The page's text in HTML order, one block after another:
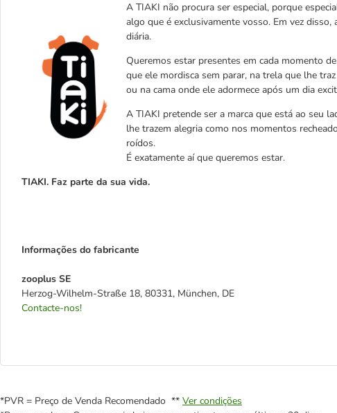
A TIAKI não procura ser especial, porque
algo que é exclusivamente vosso. Em vez
diária.
Queremos estar presentes em cada momento
que ele mordisca sem parar, na trela que lhe
ou na cama onde ele adormece após um dia
A TIAKI pretende ser a marca que está ao seu
lhe trazem alegria como nos momentos
roídos.
É exatamente aí que queremos estar.
TIAKI. Faz parte da sua vida.
Informações do fabricante
zooplus SE
Herzog-Wilhelm-Straße 18, 80331, München, DE
Contacte-nos!
*PVR = Preço de Venda Recomendado ** Ver condições